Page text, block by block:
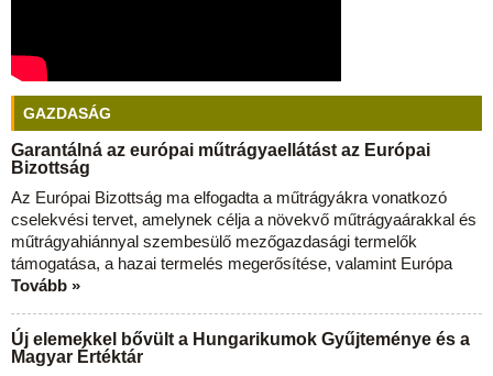
GAZDASÁG
Garantálná az európai műtrágyaellátást az Európai
Bizottság
Az Európai Bizottság ma elfogadta a műtrágyákra vonatkozó
cselekvési tervet, amelynek célja a növekvő műtrágyaárakkal és
műtrágyahiánnyal szembesülő mezőgazdasági termelők
támogatása, a hazai termelés megerősítése, valamint Európa
Tovább »
Új elemekkel bővült a Hungarikumok Gyűjteménye és a
Magyar Értéktár